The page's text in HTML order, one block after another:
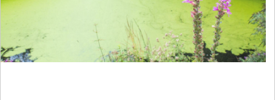
navigation